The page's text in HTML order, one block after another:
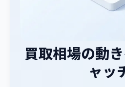
買取相場の動
ャッ